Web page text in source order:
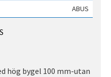
ABUS
hög bygel 100 mm-utan